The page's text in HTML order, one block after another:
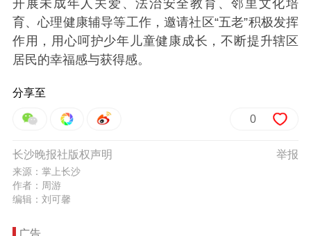
开展未成年人关爱、法治安全教育、邻里文化培
育、心理健康辅导等工作，邀请社区“五老”积极发挥
作用，用心呵护少年儿童健康成长，不断提升辖区
居民的幸福感与获得感。
分享至
0
举报
长沙晚报社版权声明
来源：掌上长沙
作者：周游
编辑：刘可馨
广告